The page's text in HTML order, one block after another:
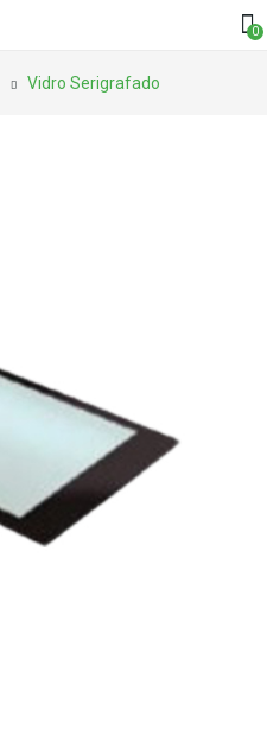
0
Vidro Serigrafado